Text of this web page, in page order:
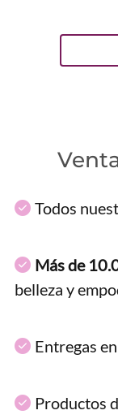
Todos
Más de
belleza y
Entregas
Productos